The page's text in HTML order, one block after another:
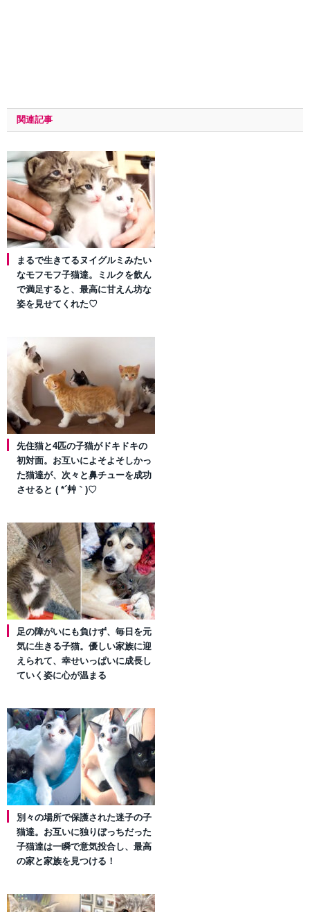
関連記事
まるで生きてるヌイグルミみたい
なモフモフ子猫達。ミルクを飲ん
で満足すると、最高に甘えん坊な
姿を見せてくれた♡
先住猫と4匹の子猫がドキドキの
初対面。お互いによそよそしかっ
た猫達が、次々と鼻チューを成功
させると ( *´艸｀)♡
足の障がいにも負けず、毎日を元
気に生きる子猫。優しい家族に迎
えられて、幸せいっぱいに成長し
ていく姿に心が温まる
別々の場所で保護された迷子の子
猫達。お互いに独りぼっちだった
子猫達は一瞬で意気投合し、最高
の家と家族を見つける！